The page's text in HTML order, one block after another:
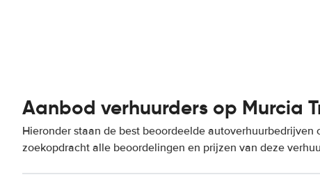
Aanbod verhuurders op Murcia
Hieronder staan de best beoordeelde autoverhuurbedrijven
zoekopdracht alle beoordelingen en prijzen van deze